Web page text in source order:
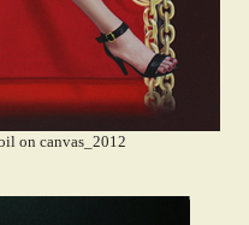
on canvas_2012